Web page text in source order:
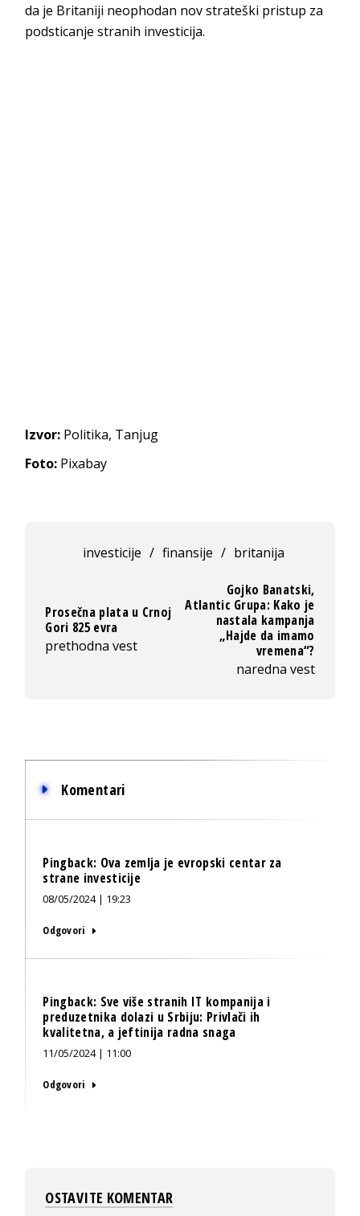
da je Britaniji neophodan nov strateški pristup za
podsticanje stranih investicija.
Izvor: Politika, Tanjug
Foto: Pixabay
investicije / finansije / britanija
Prosečna plata u Crnoj
Gori 825 evra
prethodna vest
Gojko Banatski,
Atlantic Grupa: Kako je
nastala kampanja
„Hajde da imamo
vremena“?
naredna vest
Komentari
Pingback: Ova zemlja je evropski centar za
strane investicije
08/05/2024 | 19:23
Odgovori
Pingback: Sve više stranih IT kompanija i
preduzetnika dolazi u Srbiju: Privlači ih
kvalitetna, a jeftinija radna snaga
11/05/2024 | 11:00
Odgovori
OSTAVITE KOMENTAR